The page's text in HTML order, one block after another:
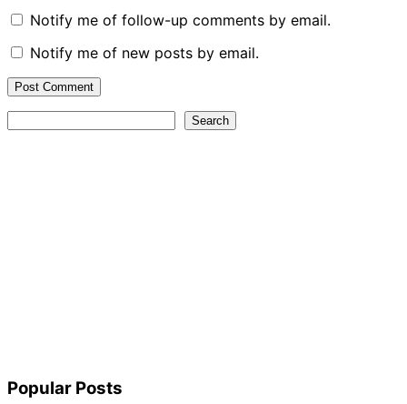
Notify me of follow-up comments by email.
Notify me of new posts by email.
Search
Popular Posts